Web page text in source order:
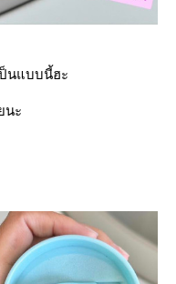
นแบบนี้ฮะ
นะ